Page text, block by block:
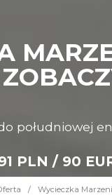
południowej
PLN / 90
/ Wycieczka